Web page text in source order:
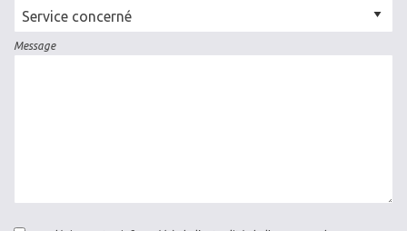
Cellule
concernée
Message